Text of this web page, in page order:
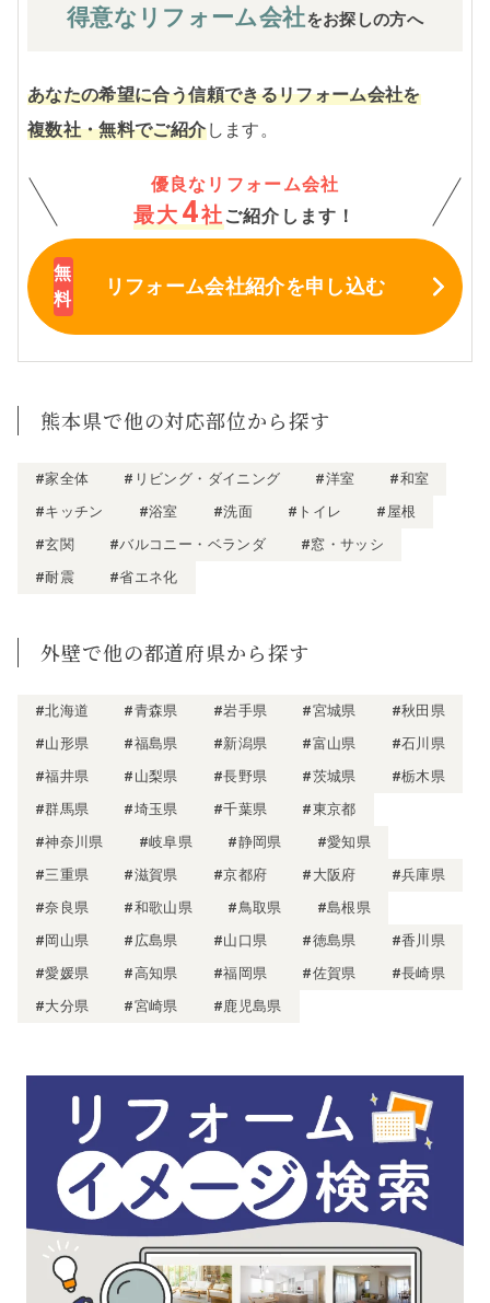
得意なリフォーム会社をお探しの方へ
あなたの希望に合う信頼できるリフォーム会社を
複数社・無料でご紹介します。
優良なリフォーム会社
最大 4社 ご紹介します！
リフォーム会社紹介を申し込む
熊本県で他の対応部位から探す
#家全体 #リビング・ダイニング #洋室
#和室
#キッチン
#浴室 #洗面 #トイレ
#屋根
#玄関
#バルコニー・ベランダ
#窓・サッシ
#耐震
#省エネ化
外壁で他の都道府県から探す
#北海道 #青森県 #岩手県 #宮城県
#秋田県
#山形県
#福島県 #新潟県 #富山県
#石川県
#福井県
#山梨県 #長野県 #茨城県
#栃木県
#群馬県
#埼玉県 #千葉県
#東京都
#神奈川県
#岐阜県 #静岡県
#愛知県
#三重県
#滋賀県 #京都府 #大阪府
#兵庫県
#奈良県
#和歌山県 #鳥取県
#島根県
#岡山県
#広島県 #山口県 #徳島県
#香川県
#愛媛県
#高知県 #福岡県 #佐賀県
#長崎県
#大分県
#宮崎県 #鹿児島県